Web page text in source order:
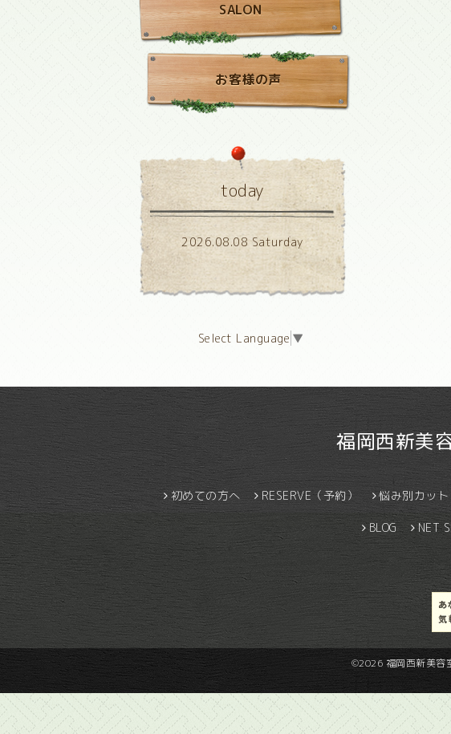
SALON
お客様の声
today
2026.08.08 Saturday
Select Language ▼
福岡西新美
初めての方へ RESERVE（予約） 悩み別カット
BLOG NET
©2026 福岡西新美容